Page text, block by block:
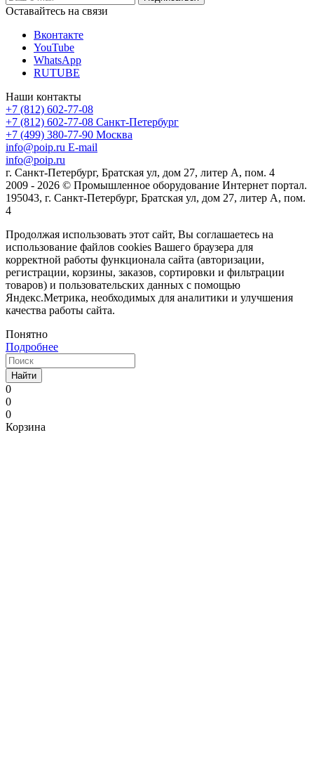
Оставайтесь на связи
Вконтакте
YouTube
WhatsApp
RUTUBE
Наши контакты
+7 (812) 602-77-08
+7 (812) 602-77-08 Санкт-Петербург
+7 (499) 380-77-90 Москва
info@poip.ru E-mail
info@poip.ru
г. Санкт-Петербург, Братская ул, дом 27, литер А, пом. 4
2009 - 2026 © Промышленное оборудование Интернет портал.
195043, г. Санкт-Петербург, Братская ул, дом 27, литер А, пом.
4
Продолжая использовать этот сайт, Вы соглашаетесь на
использование файлов cookies Вашего браузера для
корректной работы функционала сайта (авторизации,
регистрации, корзины, заказов, сортировки и фильтрации
товаров) и пользовательских данных с помощью
Яндекс.Метрика, необходимых для аналитики и улучшения
качества работы сайта.
Понятно
Подробнее
Найти
0
0
0
Корзина